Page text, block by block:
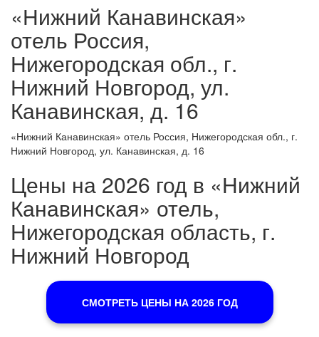
«Нижний Канавинская»
отель Россия,
Нижегородская обл., г.
Нижний Новгород, ул.
Канавинская, д. 16
«Нижний Канавинская» отель Россия, Нижегородская обл., г.
Нижний Новгород, ул. Канавинская, д. 16
Цены на 2026 год в «Нижний
Канавинская» отель,
Нижегородская область, г.
Нижний Новгород
СМОТРЕТЬ ЦЕНЫ НА 2026 ГОД